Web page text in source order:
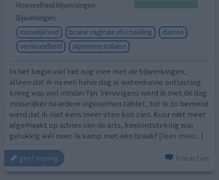
Hoeveelheid bijwerkingen
Bijwerkingen
misselijkheid
bruine vaginale afscheiding
diarree
vermoeidheid
algemene malaise
In het begin viel het nog mee met de bijwerkingen,
alleen dat ik na een halve dag al waterdunne ontlasting
kreeg was wel minder fijn. Vervolgens werd ik met de dag
misselijker na iedere ingenomen tablet, tot ik zo beroerd
werd dat ik niet eens meer eten kon zien. Kuur niet meer
afgemaakt op advies van de arts, keelontsteking was
gelukkig wél over. Ik kamp met een braakf [lees meer...]
geef mening 0 reacties